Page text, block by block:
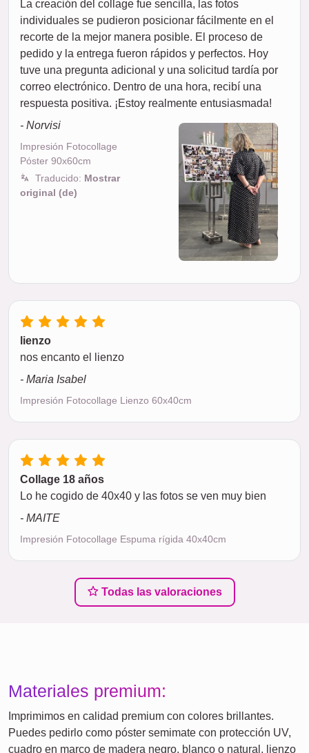
La creación del collage fue sencilla, las fotos
individuales se pudieron posicionar fácilmente en el
recorte de la mejor manera posible. El proceso de
pedido y la entrega fueron rápidos y perfectos. Hoy
tuve una pregunta adicional y una solicitud tardía por
correo electrónico. Dentro de una hora, recibí una
respuesta positiva. ¡Estoy realmente entusiasmada!
- Norvisi
Impresión Fotocollage
Póster 90x60cm
Traducido: Mostrar
original (de)
lienzo
nos encanto el lienzo
- Maria Isabel
Impresión Fotocollage Lienzo 60x40cm
Collage 18 años
Lo he cogido de 40x40 y las fotos se ven muy bien
- MAITE
Impresión Fotocollage Espuma rígida 40x40cm
Todas las valoraciones
Materiales premium:
Imprimimos en calidad premium con colores brillantes.
Puedes pedirlo como póster semimate con protección UV,
cuadro en marco de madera negro, blanco o natural, lienzo